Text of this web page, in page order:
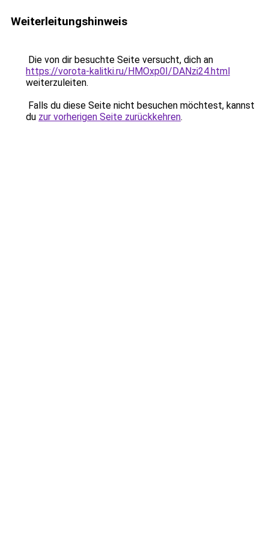
Weiterleitungshinweis
Die von dir besuchte Seite versucht, dich an
https://vorota-kalitki.ru/HMOxp0I/DANzi24.html
weiterzuleiten.
Falls du diese Seite nicht besuchen möchtest, kannst
du zur vorherigen Seite zurückkehren.